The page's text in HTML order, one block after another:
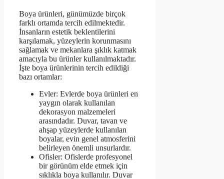
Boya ürünleri, günümüzde birçok
farklı ortamda tercih edilmektedir.
İnsanların estetik beklentilerini
karşılamak, yüzeylerin korunmasını
sağlamak ve mekanlara şıklık katmak
amacıyla bu ürünler kullanılmaktadır.
İşte boya ürünlerinin tercih edildiği
bazı ortamlar:
Evler: Evlerde boya ürünleri en
yaygın olarak kullanılan
dekorasyon malzemeleri
arasındadır. Duvar, tavan ve
ahşap yüzeylerde kullanılan
boyalar, evin genel atmosferini
belirleyen önemli unsurlardır.
Ofisler: Ofislerde profesyonel
bir görünüm elde etmek için
sıklıkla boya kullanılır. Duvar